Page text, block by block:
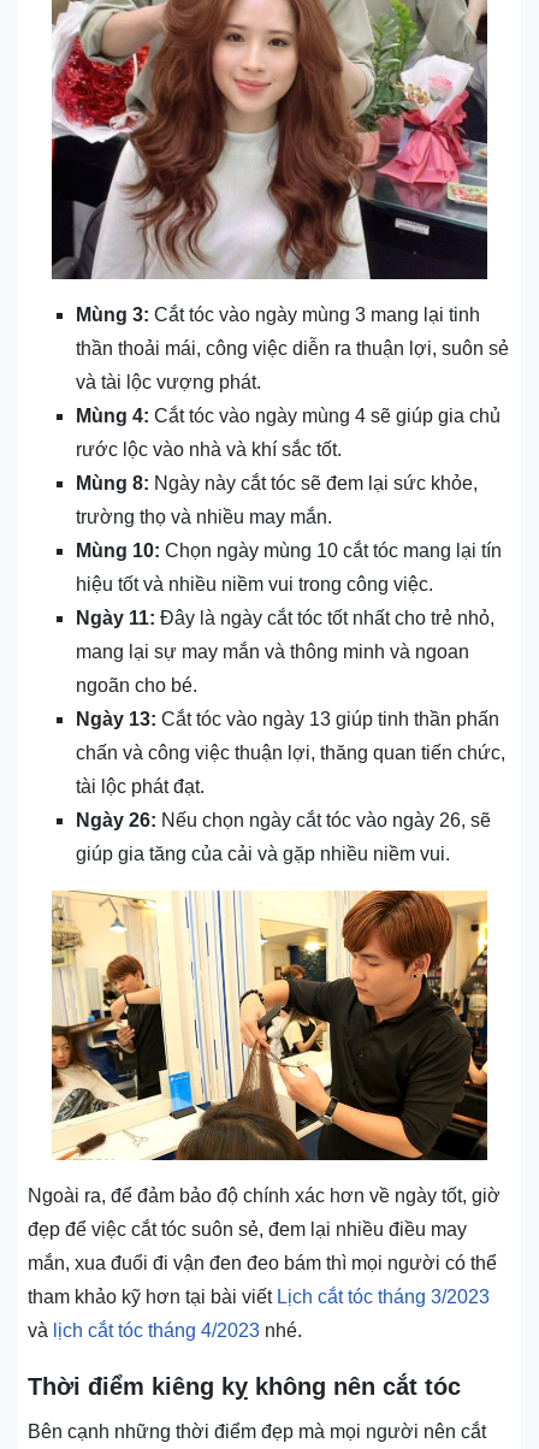
Mùng 3: Cắt tóc vào ngày mùng 3 mang lại tinh
thần thoải mái, công việc diễn ra thuận lợi, suôn sẻ
và tài lộc vượng phát.
Mùng 4: Cắt tóc vào ngày mùng 4 sẽ giúp gia chủ
rước lộc vào nhà và khí sắc tốt.
Mùng 8: Ngày này cắt tóc sẽ đem lại sức khỏe,
trường thọ và nhiều may mắn.
Mùng 10: Chọn ngày mùng 10 cắt tóc mang lại tín
hiệu tốt và nhiều niềm vui trong công việc.
Ngày 11: Đây là ngày cắt tóc tốt nhất cho trẻ nhỏ,
mang lại sự may mắn và thông minh và ngoan
ngoãn cho bé.
Ngày 13: Cắt tóc vào ngày 13 giúp tinh thần phấn
chấn và công việc thuận lợi, thăng quan tiến chức,
tài lộc phát đạt.
Ngày 26: Nếu chọn ngày cắt tóc vào ngày 26, sẽ
giúp gia tăng của cải và gặp nhiều niềm vui.
Ngoài ra, để đảm bảo độ chính xác hơn về ngày tốt, giờ
đẹp để việc cắt tóc suôn sẻ, đem lại nhiều điều may
mắn, xua đuổi đi vận đen đeo bám thì mọi người có thể
tham khảo kỹ hơn tại bài viết Lịch cắt tóc tháng 3/2023
và lịch cắt tóc tháng 4/2023 nhé.
Thời điểm kiêng kỵ không nên cắt tóc
Bên cạnh những thời điểm đẹp mà mọi người nên cắt